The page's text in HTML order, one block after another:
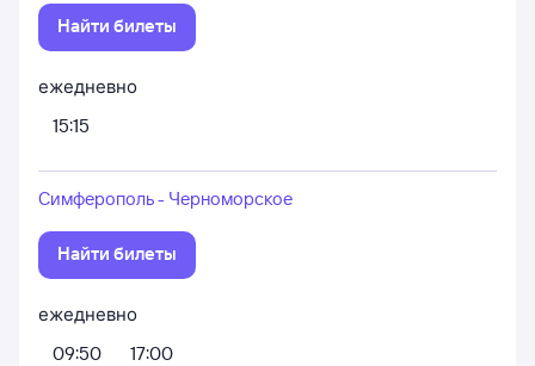
Найти билеты
ежедневно
15:15
Симферополь - Черноморское
Найти билеты
ежедневно
09:50
17:00